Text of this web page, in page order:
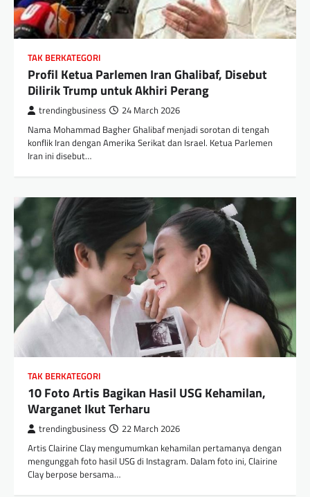
TAK BERKATEGORI
Profil Ketua Parlemen Iran Ghalibaf, Disebut
Dilirik Trump untuk Akhiri Perang
trendingbusiness 24 March 2026
Nama Mohammad Bagher Ghalibaf menjadi sorotan di tengah
konflik Iran dengan Amerika Serikat dan Israel. Ketua Parlemen
Iran ini disebut…
TAK BERKATEGORI
10 Foto Artis Bagikan Hasil USG Kehamilan,
Warganet Ikut Terharu
trendingbusiness 22 March 2026
Artis Clairine Clay mengumumkan kehamilan pertamanya dengan
mengunggah foto hasil USG di Instagram. Dalam foto ini, Clairine
Clay berpose bersama…